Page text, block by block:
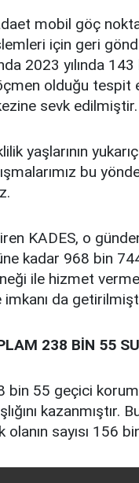
mobil göç
işlemleri için geri
2023 yılında 143
olduğu tespit
sevk edilmiştir.
yaşlarının
bu
KADES, o
kadar 968 bin
ile hizmet
da
238 BİN 55
bin 55 geçici
sayısı 156